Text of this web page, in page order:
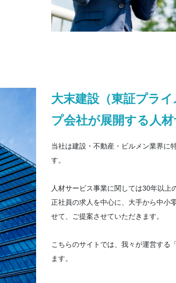
大末建設（東証プラ
プ会社が展開する人
当社は建設・不動産・ビルメン業界に
す。
人材サービス事業に関しては30年以上
正社員の求人を中心に、大手から中小
せて、ご提案させていただきます。
こちらのサイトでは、我々が運営する
ます。